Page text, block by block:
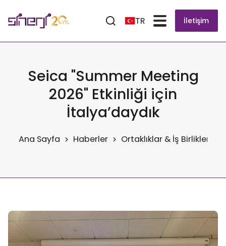
TR İletişim
Seica "Summer Meeting
2026" Etkinliği için
İtalya’daydık
Ana Sayfa Haberler Ortaklıklar & İş Birlikleri